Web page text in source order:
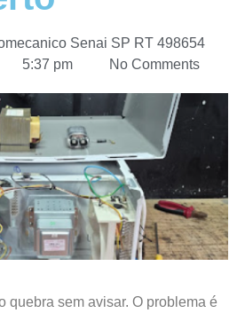
Senai SP RT 498654
5:37 pm No Comments
quebra sem avisar. O problema é